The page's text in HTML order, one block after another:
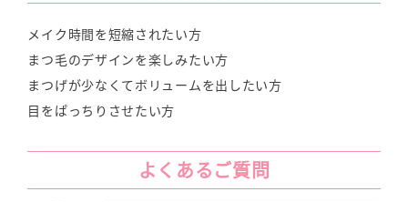
メイク時間を短縮されたい方
まつ毛のデザインを楽しみたい方
まつげが少なくてボリュームを出したい方
目をぱっちりさせたい方
よくあるご質問